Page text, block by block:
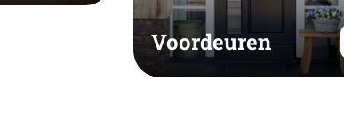
Voordeuren